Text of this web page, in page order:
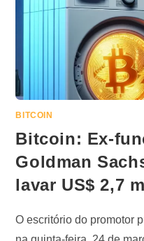
BITCOIN
Bitcoin: Ex-
Goldman
lavar US$ 2,7
O escritório do promotor